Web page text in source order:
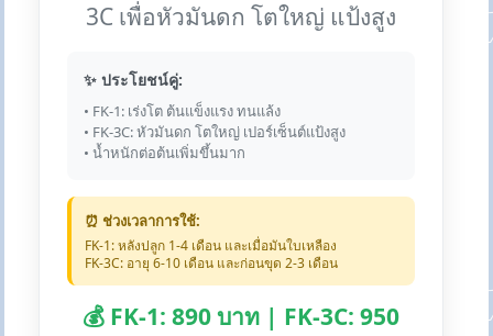
3C เพื่อหัวมันดก โตใหญ่ แป้งสูง
✨ ประโยชน์คู่:
• FK-1: เร่งโต ต้นแข็งแรง ทนแล้ง
• FK-3C: หัวมันดก โตใหญ่ เปอร์เซ็นต์แป้งสูง
• น้ำหนักต่อต้นเพิ่มขึ้นมาก
⏰ ช่วงเวลาการใช้:
FK-1: หลังปลูก 1-4 เดือน และเมื่อมันใบเหลือง
FK-3C: อายุ 6-10 เดือน และก่อนขุด 2-3 เดือน
💰 FK-1: 890 บาท | FK-3C: 950